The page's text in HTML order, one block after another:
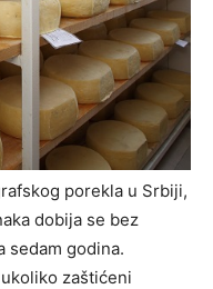
porekla u Srbiji,
dobija se bez
sedam godina.
zaštićeni